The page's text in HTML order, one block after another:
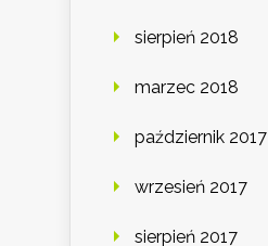
sierpień 2018
marzec 2018
październik 2017
wrzesień 2017
sierpień 2017